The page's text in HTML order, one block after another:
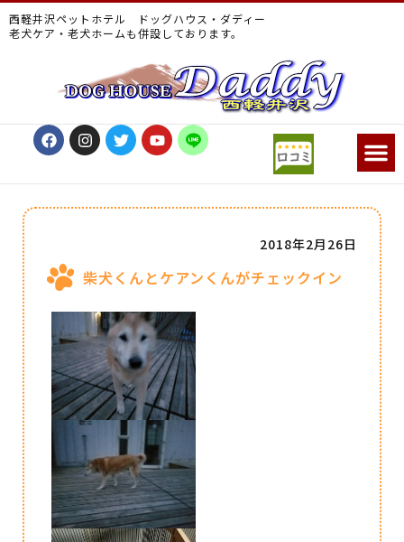
西軽井沢ペットホテル ドッグハウス・ダディー
老犬ケア・老犬ホームも併設しております。
柴犬くんとケアンくんがチェックイン
2018年2月26日